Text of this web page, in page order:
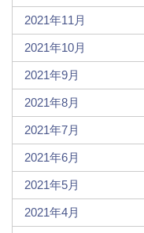
2021年11月
2021年10月
2021年9月
2021年8月
2021年7月
2021年6月
2021年5月
2021年4月